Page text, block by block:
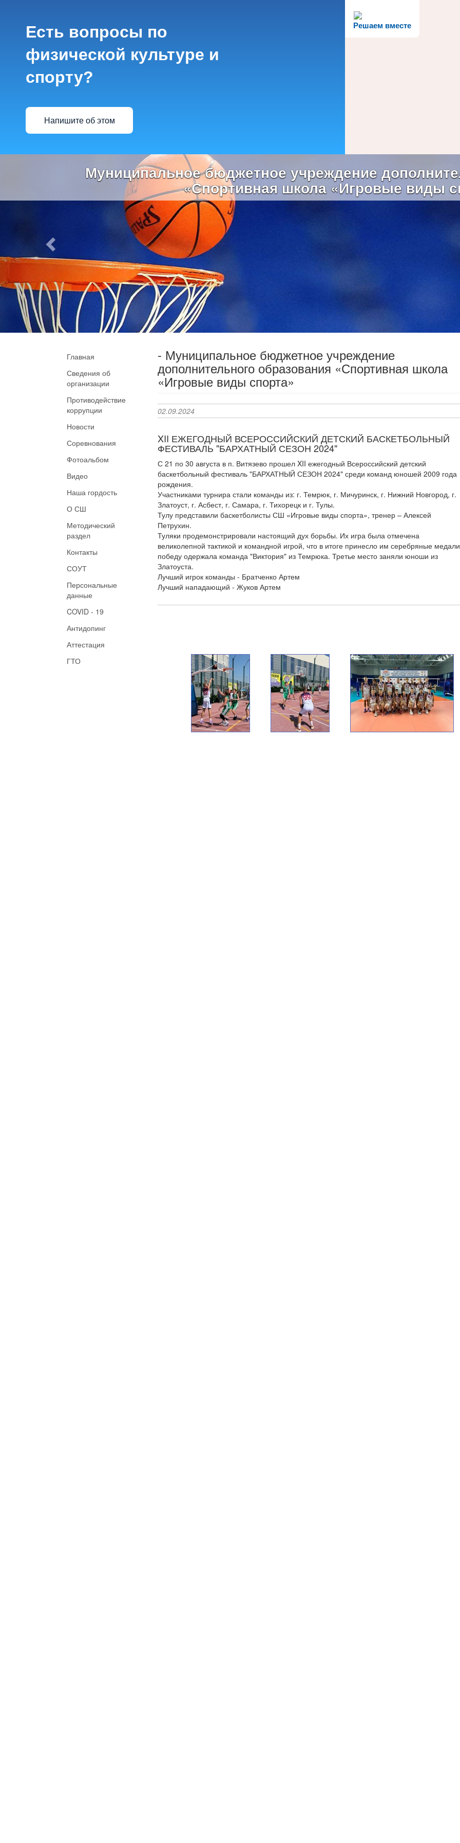
Решаем вместе
Есть вопросы по
физической культуре и
спорту?
Напишите об этом
Муниципальное бюджетное учреждение
«Спортивная школа «Игровые виды
Главная
Сведения об
организации
Противодействие
коррупции
Новости
Соревнования
Фотоальбом
Видео
Наша гордость
О СШ
Методический
раздел
Контакты
СОУТ
Персональные
данные
COVID - 19
Антидопинг
Аттестация
ГТО
- Муниципальное бюджетное учреждение
дополнительного образования «Спортивная школа
«Игровые виды спорта»
02.09.2024
XII ЕЖЕГОДНЫЙ ВСЕРОССИЙСКИЙ ДЕТСКИЙ БАСКЕТБОЛЬНЫЙ
ФЕСТИВАЛЬ "БАРХАТНЫЙ СЕЗОН 2024"
С 21 по 30 августа в п. Витязево прошел XII ежегодный Всероссийский детский
баскетбольный фестиваль "БАРХАТНЫЙ СЕЗОН 2024" среди команд юношей 2009 года
рождения.
Участниками турнира стали команды из: г. Темрюк, г. Мичуринск, г. Нижний Новгород, г.
Златоуст, г. Асбест, г. Самара, г. Тихорецк и г. Тулы.
Тулу представили баскетболисты СШ «Игровые виды спорта», тренер – Алексей
Петрухин.
Туляки продемонстрировали настоящий дух борьбы. Их игра была отмечена
великолепной тактикой и командной игрой, что в итоге принесло им серебряные
победу одержала команда "Виктория" из Темрюка. Третье место заняли юноши из
Златоуста.
Лучший игрок команды - Братченко Артем
Лучший нападающий - Жуков Артем